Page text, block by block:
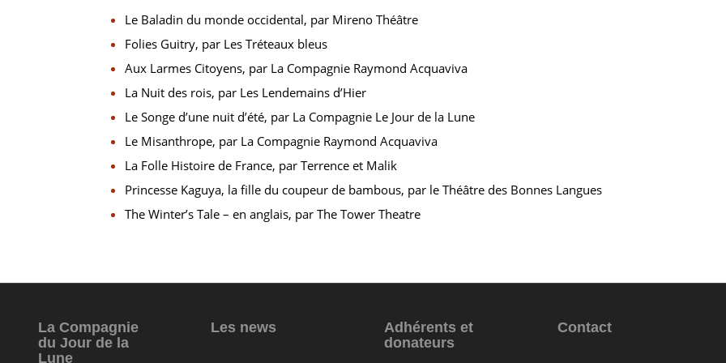
Le Baladin du monde occidental, par Mireno Théâtre
Folies Guitry, par Les Tréteaux bleus
Aux Larmes Citoyens, par La Compagnie Raymond Acquaviva
La Nuit des rois, par Les Lendemains d’Hier
Le Songe d’une nuit d’été, par La Compagnie Le Jour de la Lune
Le Misanthrope, par La Compagnie Raymond Acquaviva
La Folle Histoire de France, par Terrence et Malik
Princesse Kaguya, la fille du coupeur de bambous, par le Théâtre des Bonnes Langues
The Winter’s Tale – en anglais, par The Tower Theatre
La Compagnie
du Jour de la
Lune
Les news
Adhérents et
donateurs
Contact